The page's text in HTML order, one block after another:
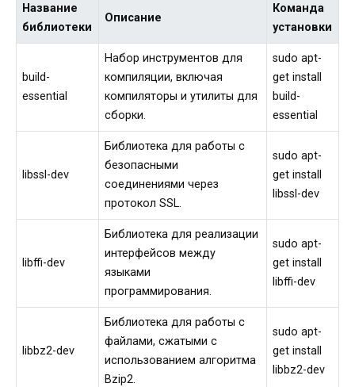
Название
библиотеки
Описание
Команда
установки
build-
essential
Набор инструментов для
компиляции, включая
компиляторы и утилиты для
сборки.
sudo apt-
get install
build-
essential
libssl-dev
Библиотека для работы с
безопасными
соединениями через
протокол SSL.
sudo apt-
get install
libssl-dev
libffi-dev
Библиотека для реализации
интерфейсов между
языками
программирования.
sudo apt-
get install
libffi-dev
libbz2-dev
Библиотека для работы с
файлами, сжатыми с
использованием алгоритма
Bzip2.
sudo apt-
get install
libbz2-dev